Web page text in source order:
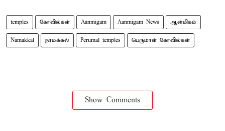
temples கோவில்கள் Aanmigam Aanmigam News ஆன்மிகம்
Namakkal நாமக்கல் Perumal temples பெருமாள் கோவில்கள்
Show Comments